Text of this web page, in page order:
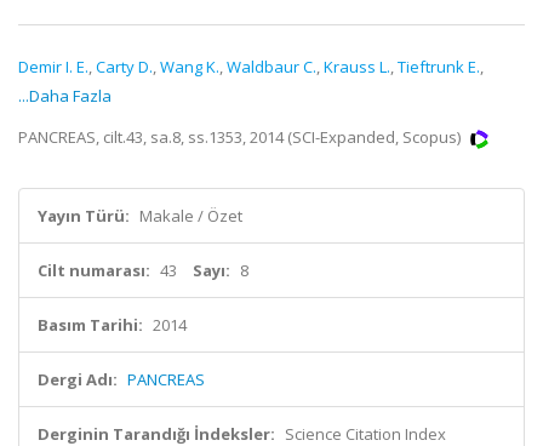
Demir I. E.,Carty D.,Wang K.,Waldbaur C.,Krauss L.,Tieftrunk E.,
...Daha Fazla
PANCREAS, cilt.43, sa.8, ss.1353, 2014 (SCI-Expanded, Scopus)
Yayın Türü: Makale / Özet
Cilt numarası: 43 Sayı: 8
Basım Tarihi: 2014
Dergi Adı: PANCREAS
Derginin Tarandığı İndeksler: Science Citation Index